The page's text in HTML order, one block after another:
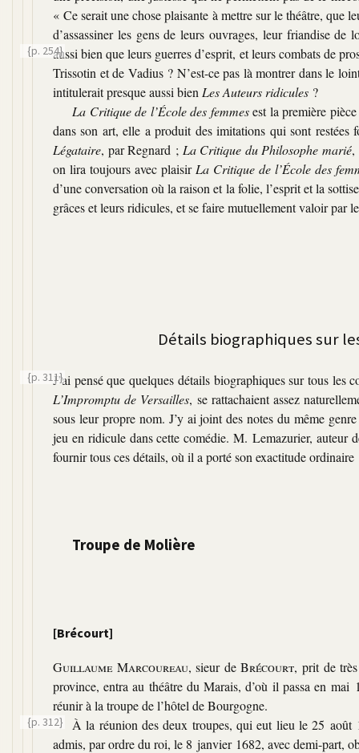
« Ce serait une chose plaisante à mettre sur le théâtre, que
d’assassiner les gens de leurs ouvrages, leur friandise
aussi
{p. 254}
bien que leurs guerres d’esprit, et leurs combats de
Trissotin et de Vadius ? N’est-ce pas là montrer dans le
intitulerait presque aussi bien Les Auteurs ridicules ?
La Critique de l’École des femmesest la première
dans son art, elle a produit des imitations qui sont
Légataire, par Regnard ; La Critique du Philosophe marié,
on lira toujours avec plaisir La Critique de l’École des
d’une conversation où la raison et la folie, l’esprit et la
grâces et leurs ridicules, et se faire mutuellement valoir par
Détails biographiques sur
{p. 311}J’ai pensé que quelques détails biographiques sur tous
L’Impromptu de Versailles, se rattachaient assez
sous leur propre nom. J’y ai joint des notes du même
jeu en ridicule dans cette comédie. M. Lemazurier, auteur
fournir tous ces détails, où il a porté son exactitude
Troupe de Molière
[Brécourt]
Guillaume Marcoureau, sieur deBrécourt, prit de
province, entra au théâtre du Marais, d’où il passa en
réunir à la troupe de l’hôtel de Bourgogne.
{p. 312}
À la réunion des deux troupes, qui eut lieu le 25
admis, par ordre du roi, le 8 janvier 1682, avec demi-part,